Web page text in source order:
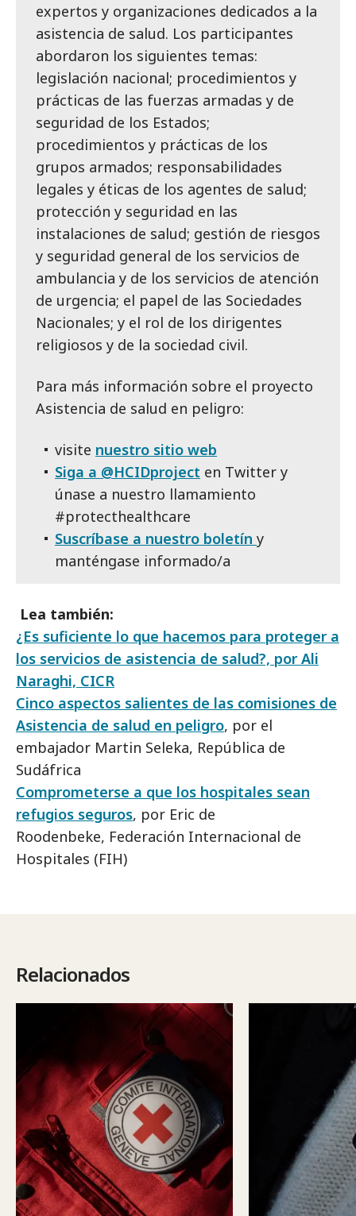
expertos y organizaciones dedicados a la
asistencia de salud. Los participantes
abordaron los siguientes temas:
legislación nacional; procedimientos y
prácticas de las fuerzas armadas y de
seguridad de los Estados;
procedimientos y prácticas de los
grupos armados; responsabilidades
legales y éticas de los agentes de salud;
protección y seguridad en las
instalaciones de salud; gestión de riesgos
y seguridad general de los servicios de
ambulancia y de los servicios de atención
de urgencia; el papel de las Sociedades
Nacionales; y el rol de los dirigentes
religiosos y de la sociedad civil.
Para más información sobre el proyecto
Asistencia de salud en peligro:
visite nuestro sitio web
Siga a @HCIDproject en Twitter y
únase a nuestro llamamiento
#protecthealthcare
Suscríbase a nuestro boletín y
manténgase informado/a
Lea también:
¿Es suficiente lo que hacemos para proteger a
los servicios de asistencia de salud?, por Ali
Naraghi, CICR
Cinco aspectos salientes de las comisiones de
Asistencia de salud en peligro, por el
embajador Martin Seleka, República de
Sudáfrica
Comprometerse a que los hospitales sean
refugios seguros, por Eric de
Roodenbeke, Federación Internacional de
Hospitales (FIH)
Relacionados